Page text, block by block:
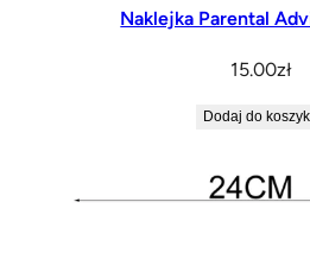
Naklejka Parental
15.00zł
Dodaj do